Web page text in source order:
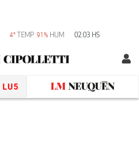
4° TEMP 91% HUM 02:03 HS
LU5